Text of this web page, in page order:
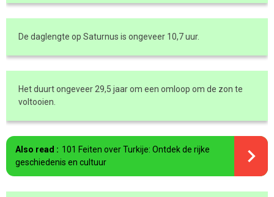
De daglengte op Saturnus is ongeveer 10,7 uur.
Het duurt ongeveer 29,5 jaar om een omloop om de zon te
voltooien.
Also read : 101 Feiten over Turkije: Ontdek de rijke
geschiedenis en cultuur